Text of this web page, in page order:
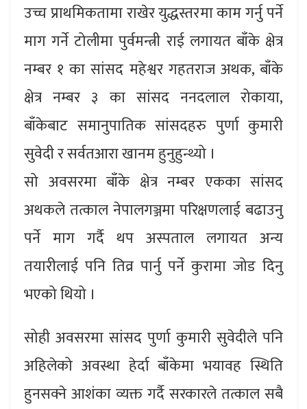
उच्च प्राथमिकतामा राखेर युद्धस्तरमा काम गर्नु पर्ने
माग गर्ने टोलीमा पुर्वमन्त्री राई लगायत बाँके क्षेत्र
नम्बर १ का सांसद महेश्वर गहतराज अथक, बाँके
क्षेत्र नम्बर ३ का सांसद ननदलाल रोकाया,
बाँकेबाट समानुपातिक सांसदहरु पुर्णा कुमारी
सुवेदी र सर्वतआरा खानम हुनुहुन्थ्यो ।
सो अवसरमा बाँके क्षेत्र नम्बर एकका सांसद
अथकले तत्काल नेपालगञ्जमा परिक्षणलाई बढाउनु
पर्ने माग गर्दै थप अस्पताल लगायत अन्य
तयारीलाई पनि तिव्र पार्नु पर्ने कुरामा जोड दिनु
भएको थियो ।
सोही अवसरमा सांसद पुर्णा कुमारी सुवेदीले पनि
अहिलेको अवस्था हेर्दा बाँकेमा भयावह स्थिति
हुनसक्ने आशंका व्यक्त गर्दै सरकारले तत्काल सबै